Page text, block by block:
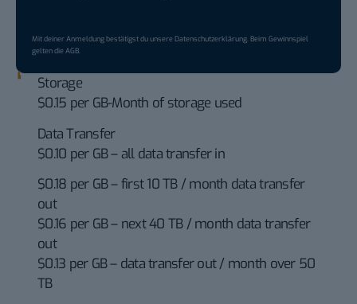
Mit deiner Anmeldung bestätigst du unsere Datenschutzerklärung. Beim Gewinnspiel
gelten dieAGB.
Storage
$0.15 per GB-Month of storage used
Data Transfer
$0.10 per GB – all data transfer in
$0.18 per GB – first 10 TB / month data transfer
out
$0.16 per GB – next 40 TB / month data transfer
out
$0.13 per GB – data transfer out / month over 50
TB